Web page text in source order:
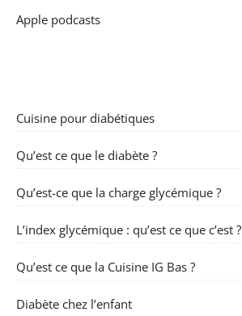
Apple podcasts
Cuisine pour diabétiques
Qu’est ce que le diabète ?
Qu’est-ce que la charge glycémique ?
L’index glycémique : qu’est ce que c’est ?
Qu’est ce que la Cuisine IG Bas ?
Diabète chez l’enfant